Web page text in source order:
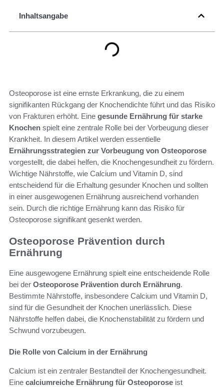
Inhaltsangabe
Osteoporose ist eine ernste Erkrankung, die zu einem
signifikanten Rückgang der Knochendichte führt und das Risiko
von Frakturen erhöht. Eine gesunde Ernährung für starke
Knochen spielt eine zentrale Rolle bei der Vorbeugung dieser
Krankheit. In diesem Artikel werden essentielle
Ernährungsstrategien zur Vorbeugung von Osteoporose
vorgestellt, die dabei helfen, die Knochengesundheit zu fördern.
Wichtige Nährstoffe, wie Calcium und Vitamin D, sind
entscheidend für die Erhaltung gesunder Knochen und sollten
in einer ausgewogenen Ernährung ausreichend vorhanden
sein. Durch die richtige Ernährung kann das Risiko für
Osteoporose signifikant gesenkt werden.
Osteoporose Prävention durch
Ernährung
Eine ausgewogene Ernährung spielt eine entscheidende Rolle
bei der Osteoporose Prävention durch Ernährung.
Bestimmte Nährstoffe, insbesondere Calcium und Vitamin D,
sind für die Gesundheit der Knochen unerlässlich. Diese
Nährstoffe helfen dabei, die Knochenstabilität zu fördern und
Schwund vorzubeugen.
Die Rolle von Calcium in der Ernährung
Calcium ist ein zentraler Bestandteil der Knochengesundheit.
Eine calciumreiche Ernährung für Osteoporose ist